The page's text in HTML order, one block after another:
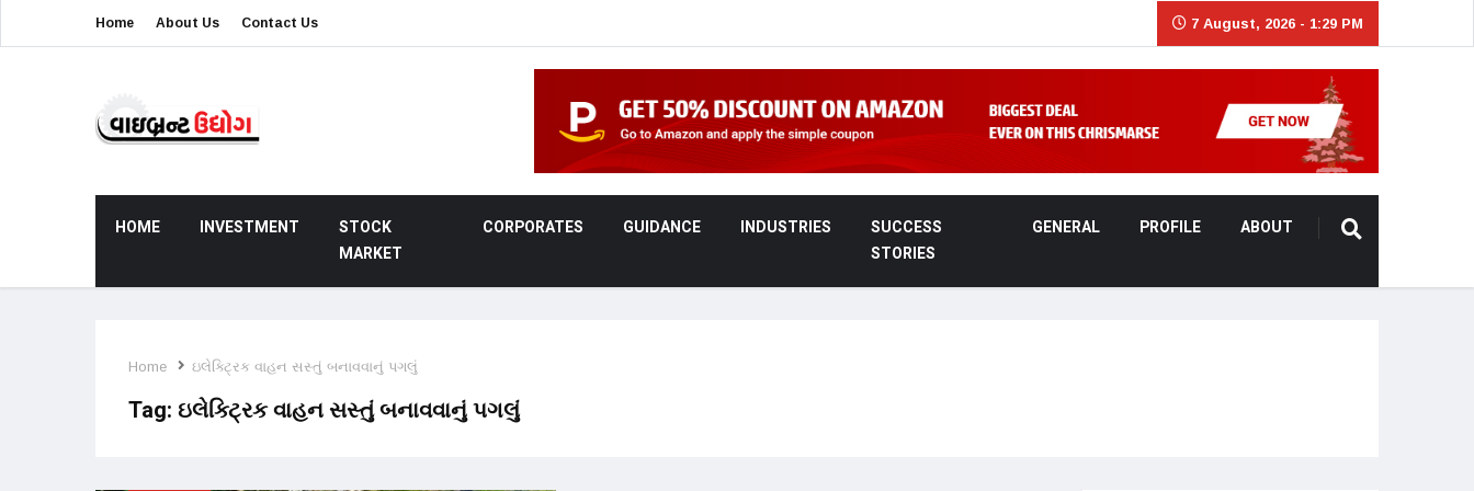
Home About Us Contact Us 7 August, 2026 - 1:29 PM
HOME INVESTMENT
STOCK
MARKET
CORPORATES GUIDANCE INDUSTRIES
SUCCESS
STORIES
GENERAL PROFILE ABOUT
Home ઇલેક્ટ્રિક વાહન સસ્તું બનાવવાનું પગલું
Tag: ઇલેક્ટ્રિક વાહન સસ્તું બનાવવાનું પગલું